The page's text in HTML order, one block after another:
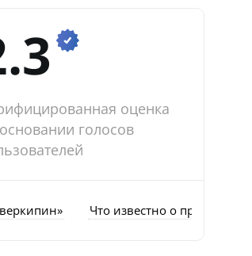
оценка
голосов
Что известно о проекте